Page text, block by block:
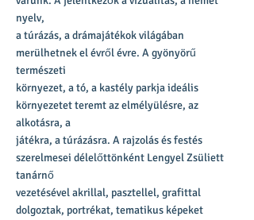
nyelv,
a túrázás, a drámajátékok világában
merülhetnek el évről évre. A gyönyörű
természeti
környezet, a tó, a kastély parkja ideális
környezetet teremt az elmélyülésre, az
alkotásra, a
játékra, a túrázásra. A rajzolás és festés
szerelmesei délelőttönként Lengyel Zsüliett
tanárnő
vezetésével akrillal, pasztellel, grafittal
dolgoztak, portrékat, tematikus képeket